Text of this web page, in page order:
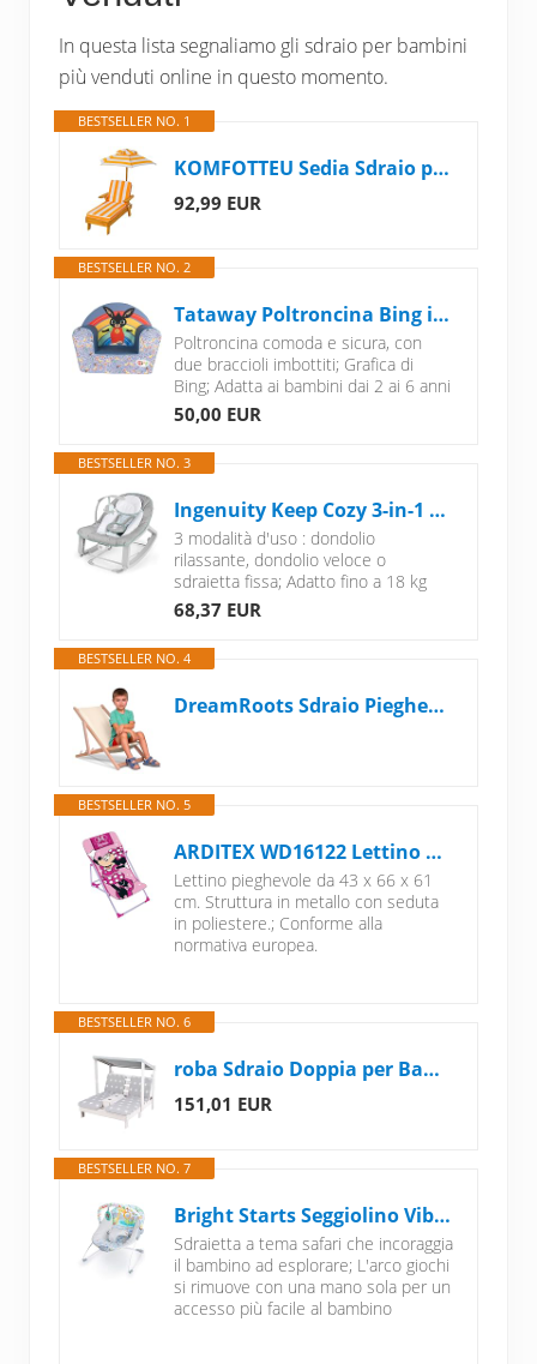
In questa lista segnaliamo gli sdraio per bambini
più venduti online in questo momento.
BESTSELLER NO. 1
KOMFOTTEU Sedia Sdraio per Bambini in Abete, Spugna e Stoffa, Traspirante e Robusta, Poltrona con Ombrello Prendisole, Sdraio per Spiaggia & Balcone & Bordo Piscina, Portato fino a 50 kg
92,99 EUR
BESTSELLER NO. 2
Tataway Poltroncina Bing in Jeans per Bambini - Comoda e Sicura, Design Divertente con Bing e Flop - Perfetta per Camerette e Angoli Gioco
Poltroncina comoda e sicura, con
due braccioli imbottiti; Grafica di
Bing; Adatta ai bambini dai 2 ai 6 anni
50,00 EUR
BESTSELLER NO. 3
Ingenuity Keep Cozy 3-in-1 Cresci con me sdraietta vibrante per bambini, seggiolino e dondolo da neonato a bambino, vibrazioni e barra portagiochi, 0-30 mesi fino a 18 Kg (Weaver)
3 modalità d'uso : dondolio
rilassante, dondolio veloce o
sdraietta fissa; Adatto fino a 18 kg
68,37 EUR
BESTSELLER NO. 4
DreamRoots Sdraio Pieghevole Bambini 130kg - Sedia Pieghevole - Sdraio Legno Di Faggio - Sediolina Mare Bambini 100% poliestere 220 g/m2
BESTSELLER NO. 5
ARDITEX WD16122 Lettino pieghevole da 43 x 66 x 61 cm di Disney-Minnie
Lettino pieghevole da 43 x 66 x 61
cm. Struttura in metallo con seduta
in poliestere.; Conforme alla
normativa europea.
BESTSELLER NO. 6
roba Sdraio Doppia per Bambini con cuscino Little Stars - da Esterno, Giardino, Terrazza, all'Aperto - con Portabicchieri - Resistente alle Intemperie - Legno Massiccio Certificato FSC - Grigio
151,01 EUR
BESTSELLER NO. 7
Bright Starts Seggiolino Vibrante Rilassante per Neonati - Barra Giocattoli Rimovibile, Piedini Antiscivolo, 0-6 Mesi Fino a 9 kg (Safari Fun)
Sdraietta a tema safari che incoraggia
il bambino ad esplorare; L'arco giochi
si rimuove con una mano sola per un
accesso più facile al bambino